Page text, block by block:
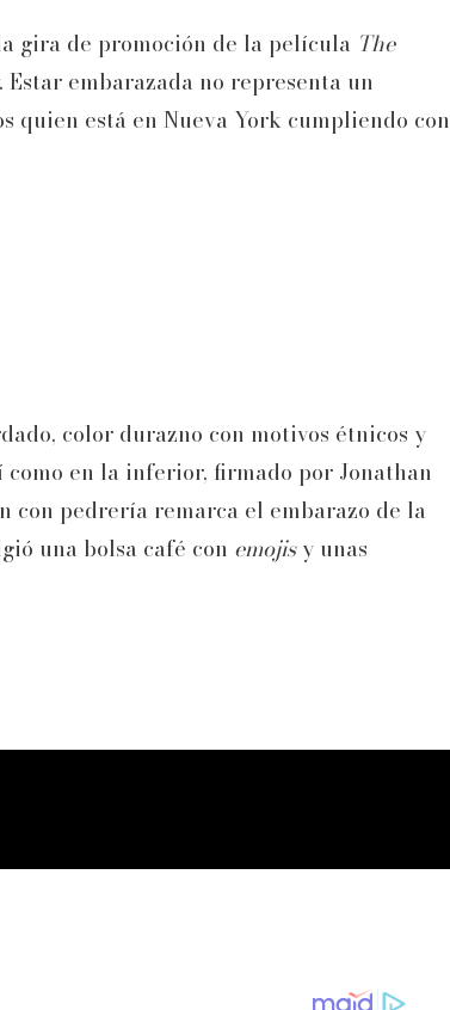
gira de promoción de la película The
. Estar embarazada no representa un
quien está en Nueva York cumpliendo con
color durazno con motivos étnicos y
en la inferior, firmado por Jonathan
con pedrería remarca el embarazo de la
una bolsa café con emojisy unas